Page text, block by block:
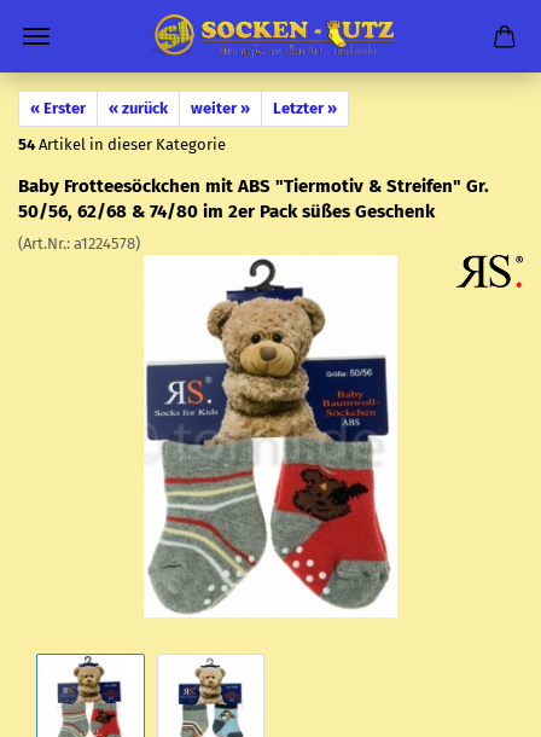
« Erster « zurück weiter »
Letzter »
54 Artikel in dieser Kategorie
Baby Frot­tee­söck­chen mit ABS "Tier­mo­tiv & Strei­fen" Gr.
50/56, 62/68 & 74/80 im 2er Pack süßes Ge­schenk
(Art.Nr.: a1224578)